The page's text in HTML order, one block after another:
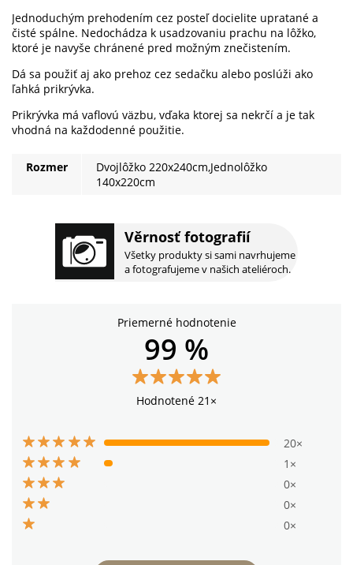
Věrnosť fotografií
Všetky produkty si sami navrhujeme
a fotografujeme v našich ateliéroch.
Jednoduchým prehodením cez posteľ docielite upratané a
čisté spálne. Nedochádza k usadzovaniu prachu na lôžko,
ktoré je navyše chránené pred možným znečistením.
Dá sa použiť aj ako prehoz cez sedačku alebo poslúži ako
ľahká prikrývka.
Prikrývka má vaflovú väzbu, vďaka ktorej sa nekrčí a je tak
vhodná na každodenné použitie.
Rozmer
Dvojlôžko 220x240cm,Jednolôžko
140x220cm
Priemerné hodnotenie
99 %
Hodnotené 21×
20×
1×
0×
0×
0×